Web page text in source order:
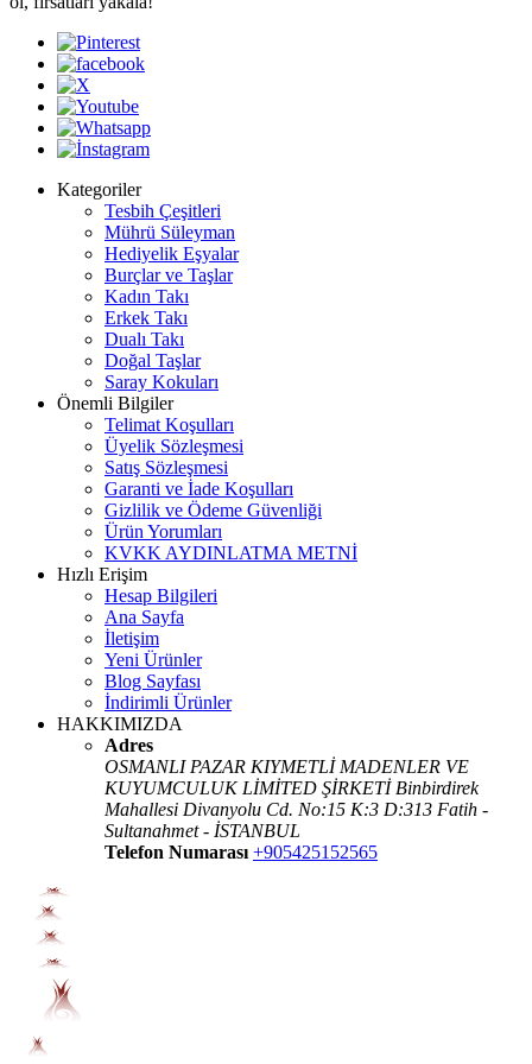
Kategoriler
Tesbih Çeşitleri
Mührü Süleyman
Hediyelik Eşyalar
Burçlar ve Taşlar
Kadın Takı
Erkek Takı
Dualı Takı
Doğal Taşlar
Saray Kokuları
Önemli Bilgiler
Telimat Koşulları
Üyelik Sözleşmesi
Satış Sözleşmesi
Garanti ve İade Koşulları
Gizlilik ve Ödeme Güvenliği
Ürün Yorumları
KVKK AYDINLATMA METNİ
Hızlı Erişim
Hesap Bilgileri
Ana Sayfa
İletişim
Yeni Ürünler
Blog Sayfası
İndirimli Ürünler
HAKKIMIZDA
Adres
OSMANLI PAZAR KIYMETLİ MADENLER VE
KUYUMCULUK LİMİTED ŞİRKETİ Binbirdirek
Mahallesi Divanyolu Cd. No:15 K:3 D:313 Fatih -
Sultanahmet - İSTANBUL
Telefon Numarası +905425152565